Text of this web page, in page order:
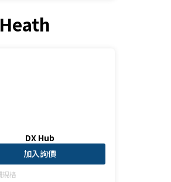
DX Hub
加入詢價
規格